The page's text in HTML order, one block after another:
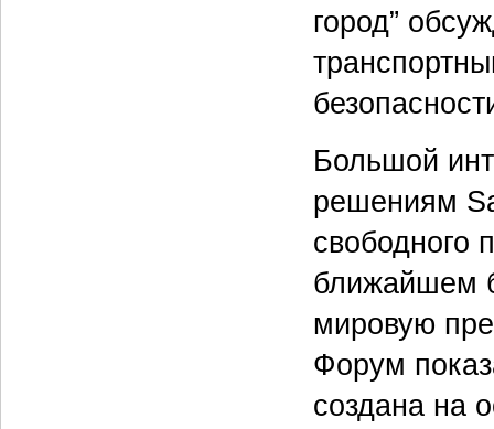
город”
Большой
решениям
свободного
ближайшем
мировую
Форум
создана на